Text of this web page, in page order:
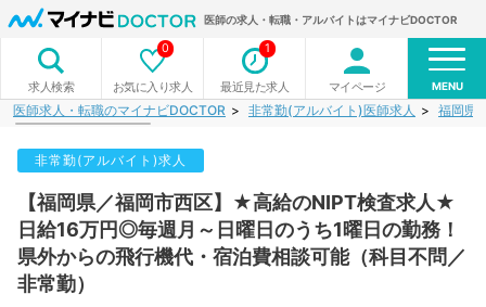
医師の求人・転職・アルバイトはマイナビDOCTOR
求人検索 お気に入り求人
0
最近見た求人
1
マイページ MENU
医師求人・転職のマイナビDOCTOR 非常勤(アルバイト)医師求人 福岡県
非常勤(アルバイト)求人
【福岡県／福岡市西区】★高給のNIPT検査求人★
日給16万円◎毎週月～日曜日のうち1曜日の勤務！
県外からの飛行機代・宿泊費相談可能（科目不問／
非常勤）